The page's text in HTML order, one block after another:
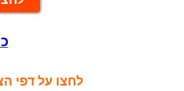
לחצו על דפי